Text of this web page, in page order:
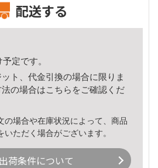
配送する
定です。
ト、代金引換の場合に限りま
の場合はこちら をご確認くだ
場合や在庫状況によって、商品
ただく場合がございます。
荷条件について